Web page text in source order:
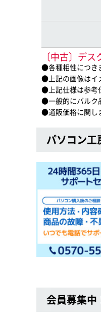
〔中古〕デ
●各種相性につき
●上記の画像はイ
●上記仕様は参考
●一般的にバルク
●通販価格に関し
パソコン工
会員募集中